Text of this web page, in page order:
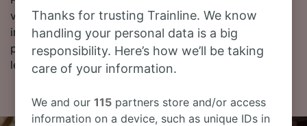
vlakové jízdenky u nás ještě dnes. Dále najdete další
informace včetně našeho jízdního řádu, kde uvidíte
první a poslední odjezdy vlaků a také tipy, jak najít
levné vlakové jízdenky.
Thanks for trusting Trainline. We know
handling your personal data is a big
responsibility. Here’s how we’ll be taking
care of your information.
We and our115 partners store and/or access
information on a device, such as unique IDs in